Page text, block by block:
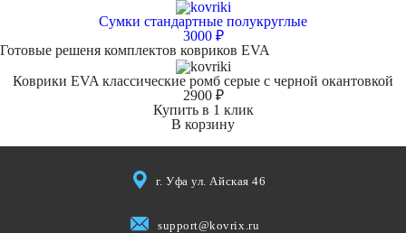
Сумки стандартные полукруглые
3000 ₽
Готовые решеня комплектов ковриков EVA
Коврики EVA классические ромб серые с черной окантовкой
2900 ₽
Купить в 1 клик
В корзину
г. Уфа ул. Айская 46
support@kovrix.ru